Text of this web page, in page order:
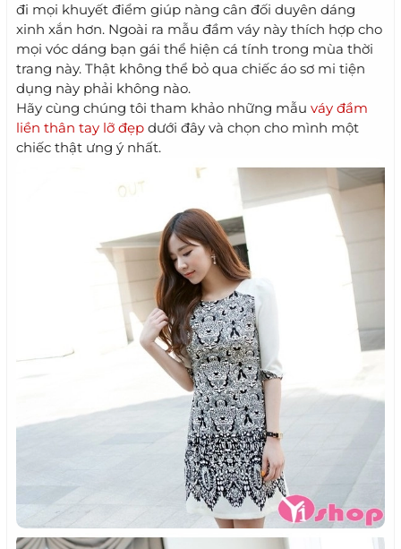
đi mọi khuyết điểm giúp nàng cân đối duyên dáng
xinh xắn hơn. Ngoài ra mẫu đầm váy này thích hợp cho
mọi vóc dáng bạn gái thể hiện cá tính trong mùa thời
trang này. Thật không thể bỏ qua chiếc áo sơ mi tiện
dụng này phải không nào.
Hãy cùng chúng tôi tham khảo những mẫu váy đầm
liền thân tay lỡ đẹp dưới đây và chọn cho mình một
chiếc thật ưng ý nhất.